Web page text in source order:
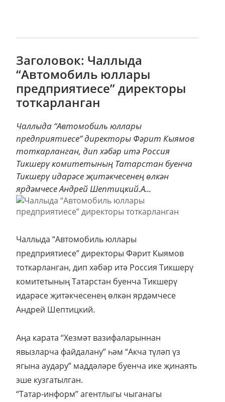
Заголовок: Чаллыда
“Автомобиль юллары
предприятиесе” директоры
тоткарланган
Чаллыда “Автомобиль юллары
предприятиесе” директоры Фәрит Кыямов
тоткарланган, дип хәбәр итә Россия
Тикшерү комитетының Татарстан буенча
Тикшерү идарәсе җитәкчесенең өлкән
ярдәмчесе Андрей Шептицкий.А...
Чаллыда “Автомобиль юллары
предприятиесе” директоры Фәрит Кыямов
тоткарланган, дип хәбәр итә Россия Тикшерү
комитетының Татарстан буенча Тикшерү
идарәсе җитәкчесенең өлкән ярдәмчесе
Андрей Шептицкий.
Аңа карата “Хезмәт вазифаларыннан
явызларча файдалану” һәм “Акча түләп үз
ягына аудару” маддәләре буенча ике җинаять
эше кузгатылган.
“Татар-информ” агентлыгы чыганагы